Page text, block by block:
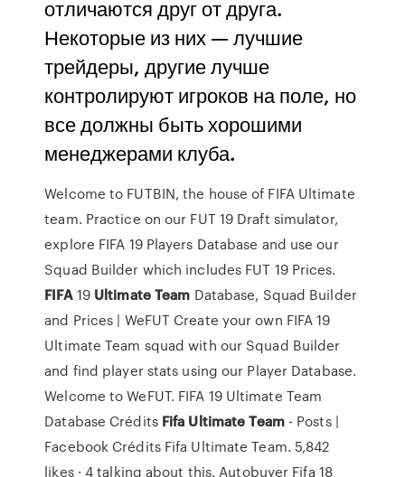
отличаются друг от друга.
Некоторые из них — лучшие
трейдеры, другие лучше
контролируют игроков на поле, но
все должны быть хорошими
менеджерами клуба.
Welcome to FUTBIN, the house of FIFA Ultimate
team. Practice on our FUT 19 Draft simulator,
explore FIFA 19 Players Database and use our
Squad Builder which includes FUT 19 Prices.
FIFA19 UltimateTeam Database, Squad Builder
and Prices | WeFUT Create your own FIFA 19
Ultimate Team squad with our Squad Builder
and find player stats using our Player Database.
Welcome to WeFUT. FIFA 19 Ultimate Team
Database Crédits Fifa Ultimate Team- Posts |
Facebook Crédits Fifa Ultimate Team. 5,842
likes · 4 talking about this. Autobuyer Fifa 18